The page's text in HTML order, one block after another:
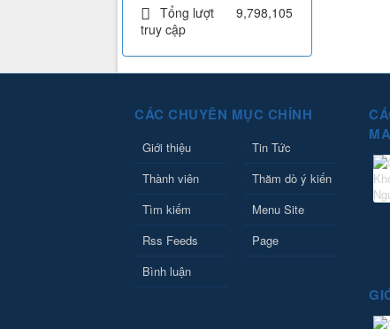
Tổng lượt
truy cập
9,798,105
CÁC CHUYÊN MỤC CHÍNH
Giới thiệu
Tin Tức
Thành viên
Thăm dò ý kiến
Tìm kiếm
Menu Site
Rss Feeds
Page
Bình luận